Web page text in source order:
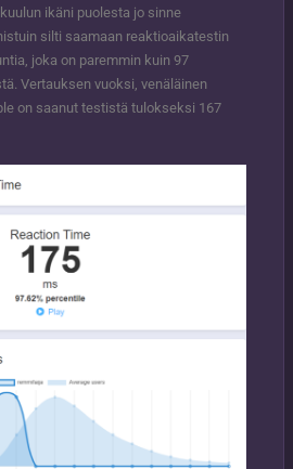
ikäni puolesta jo sinne
silti saamaan reaktioaikatestin
joka on paremmin kuin 97
Vertauksen vuoksi, venäläinen
on saanut testistä tulokseksi 167